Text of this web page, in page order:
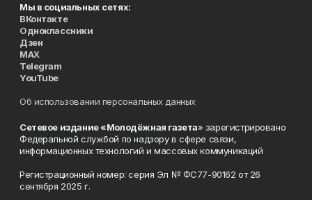
Мы в социальных сетях:
ВКонтакте
Одноклассники
Дзен
MAX
Telegram
YouTube
Об использовании персональных данных
Сетевое издание «Молодёжная газета» зарегистрировано
Федеральной службой по надзору в сфере связи,
информационных технологий и массовых коммуникаций
Регистрационный номер: серия Эл № ФС77-90162 от 26
сентября 2025 г.